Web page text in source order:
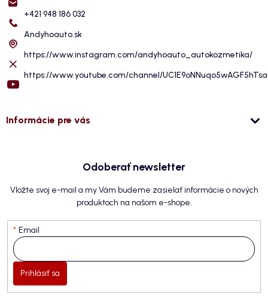
+421 948 186 032
Andyhoauto.sk
https://www.instagram.com/andyhoauto_autokozmetika/
https://www.youtube.com/channel/
Informácie pre vás
Odoberať newsletter
Vložte svoj e-mail a my Vám budeme zasielať informácie o nových
produktoch na našom e-shope.
Email
Prihlásiť sa